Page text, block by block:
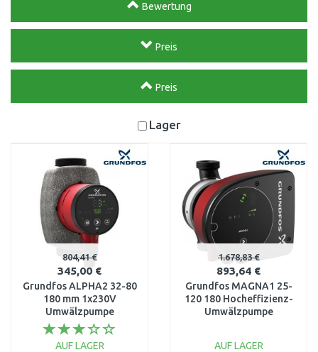
Bewertung
Preis
Preis
Lager
804,41 €
345,00 €
Grundfos ALPHA2 32-80
180 mm 1x230V
Umwälzpumpe
99411263
AUF LAGER
1.678,83 €
893,64 €
Grundfos MAGNA1 25-
120 180 Hocheffizienz-
Umwälzpumpe
AUF LAGER